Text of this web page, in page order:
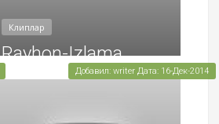
Клиплар
Rayhon-Izlama
Добавил: writer Дата: 16-Дек-2014